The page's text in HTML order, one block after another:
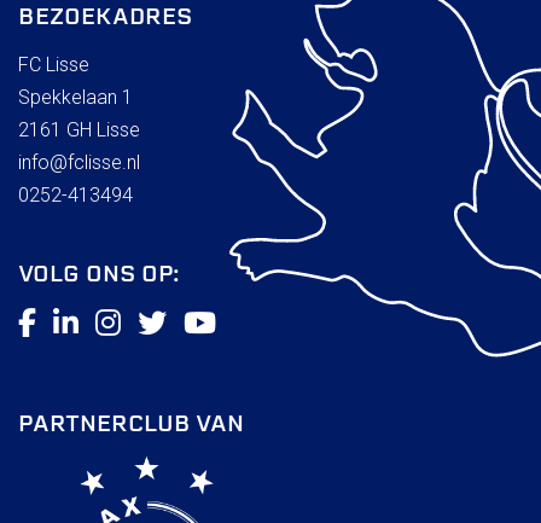
BEZOEKADRES
FC Lisse
Spekkelaan 1
2161 GH Lisse
info@fclisse.nl
0252-413494
VOLG ONS OP:
PARTNERCLUB VAN